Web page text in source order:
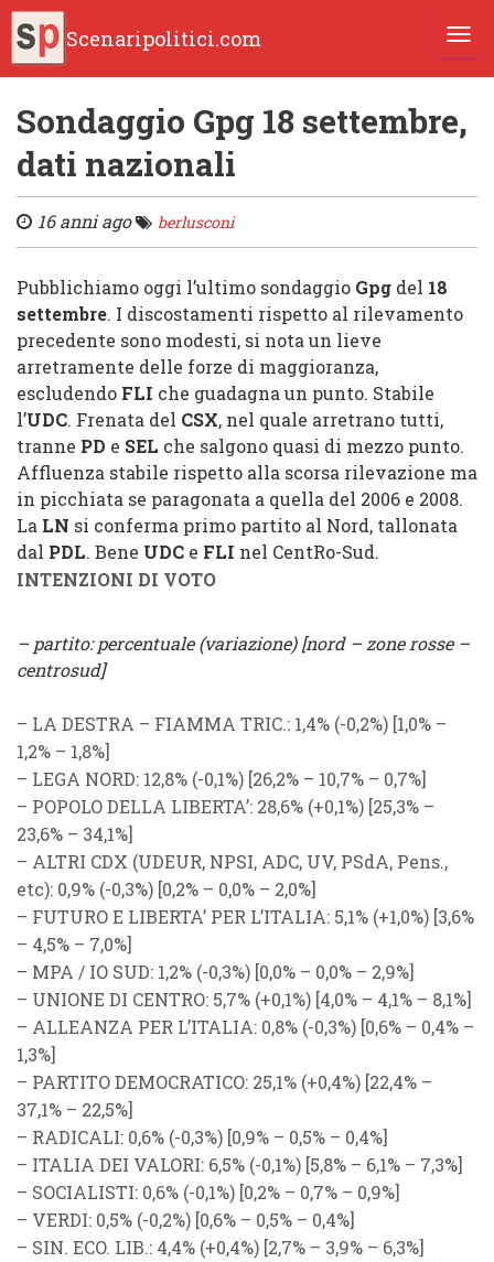
Scenaripolitici.com
Sondaggio Gpg 18 settembre,
dati nazionali
16 anni ago berlusconi
Pubblichiamo oggi l’ultimo sondaggio Gpg del 18
settembre. I discostamenti rispetto al rilevamento
precedente sono modesti, si nota un lieve
arretramente delle forze di maggioranza,
escludendo FLI che guadagna un punto. Stabile
l’UDC. Frenata del CSX, nel quale arretrano tutti,
tranne PD e SEL che salgono quasi di mezzo punto.
Affluenza stabile rispetto alla scorsa rilevazione ma
in picchiata se paragonata a quella del 2006 e 2008.
La LN si conferma primo partito al Nord, tallonata
dal PDL. Bene UDC e FLI nel CentRo-Sud.
INTENZIONI DI VOTO
– partito: percentuale (variazione) [nord – zone rosse –
centrosud]
– LA DESTRA – FIAMMA TRIC.: 1,4% (-0,2%) [1,0% –
1,2% – 1,8%]
– LEGA NORD: 12,8% (-0,1%) [26,2% – 10,7% – 0,7%]
– POPOLO DELLA LIBERTA’: 28,6% (+0,1%) [25,3% –
23,6% – 34,1%]
– ALTRI CDX (UDEUR, NPSI, ADC, UV, PSdA, Pens.,
etc): 0,9% (-0,3%) [0,2% – 0,0% – 2,0%]
– FUTURO E LIBERTA’ PER L’ITALIA: 5,1% (+1,0%) [3,6%
– 4,5% – 7,0%]
– MPA / IO SUD: 1,2% (-0,3%) [0,0% – 0,0% – 2,9%]
– UNIONE DI CENTRO: 5,7% (+0,1%) [4,0% – 4,1% – 8,1%]
– ALLEANZA PER L’ITALIA: 0,8% (-0,3%) [0,6% – 0,4% –
1,3%]
– PARTITO DEMOCRATICO: 25,1% (+0,4%) [22,4% –
37,1% – 22,5%]
– RADICALI: 0,6% (-0,3%) [0,9% – 0,5% – 0,4%]
– ITALIA DEI VALORI: 6,5% (-0,1%) [5,8% – 6,1% – 7,3%]
– SOCIALISTI: 0,6% (-0,1%) [0,2% – 0,7% – 0,9%]
– VERDI: 0,5% (-0,2%) [0,6% – 0,5% – 0,4%]
– SIN. ECO. LIB.: 4,4% (+0,4%) [2,7% – 3,9% – 6,3%]